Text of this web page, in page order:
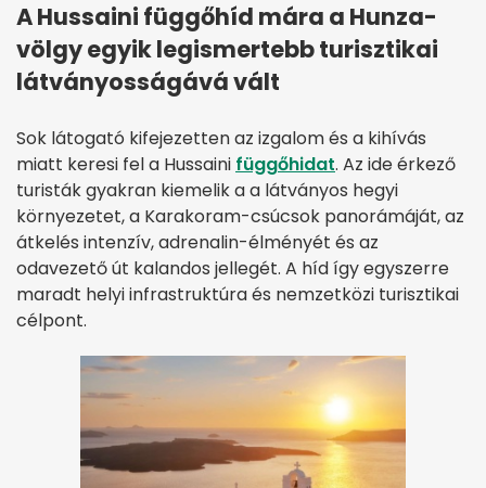
A Hussaini függőhíd mára a Hunza-
völgy egyik legismertebb turisztikai
látványosságává vált
Sok látogató kifejezetten az izgalom és a kihívás
miatt keresi fel a Hussaini függőhidat. Az ide érkező
turisták gyakran kiemelik a a látványos hegyi
környezetet, a Karakoram-csúcsok panorámáját, az
átkelés intenzív, adrenalin-élményét és az
odavezető út kalandos jellegét. A híd így egyszerre
maradt helyi infrastruktúra és nemzetközi turisztikai
célpont.